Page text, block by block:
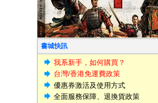
書城快訊
我系新手，如何購買？
台灣/香港免運費政策
優惠券激活及使用方式
全面服務保障、退換貨政策